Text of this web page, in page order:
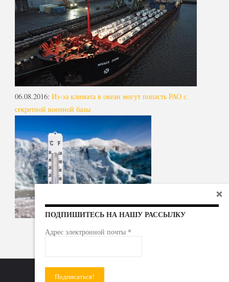
06.08.2016: Из-за климата в океан могут попасть РАО с
секретной военной базы
ПОДПИШИТЕСЬ НА НАШУ РАССЫЛКУ
Адрес электронной почты *